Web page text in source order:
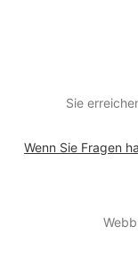
Sie
Wenn Sie Fragen